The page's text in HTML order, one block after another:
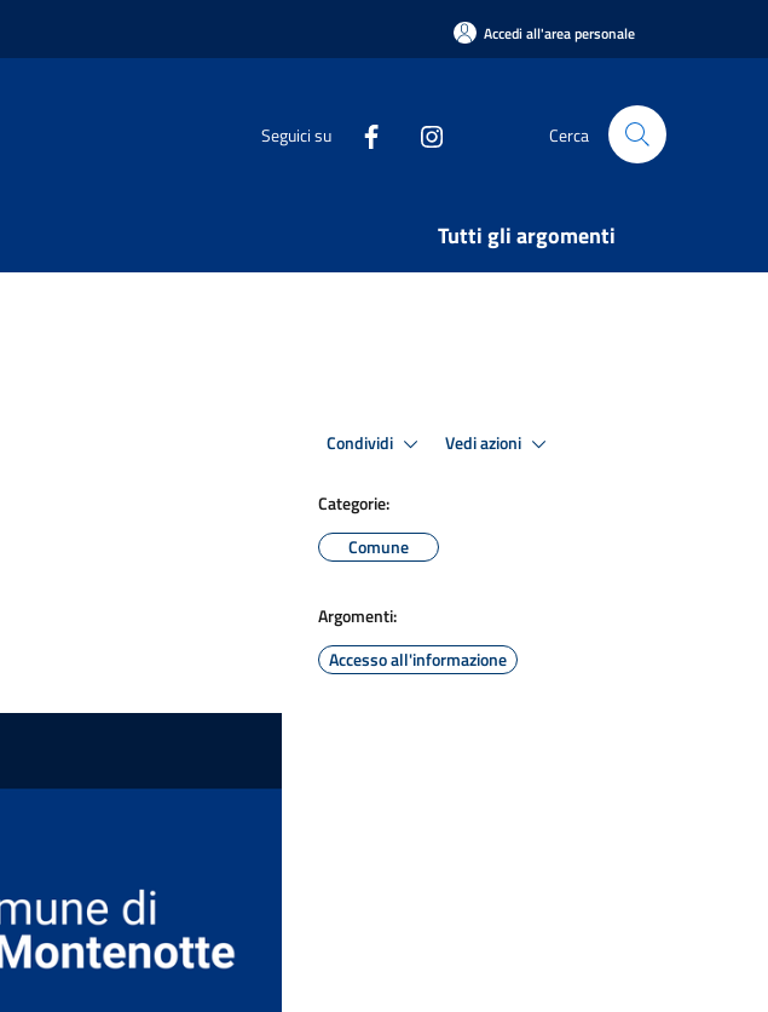
Accedi all'area personale
Seguici su Cerca
Tutti gli argomenti
Condividi Vedi azioni
Categorie:
Comune
Argomenti:
Accesso all'informazione